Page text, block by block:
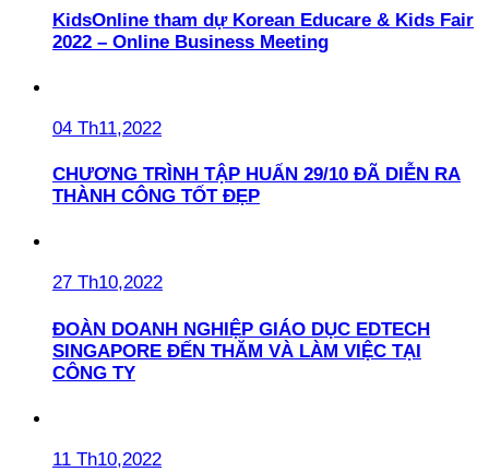
KidsOnline tham dự Korean Educare & Kids Fair
2022 – Online Business Meeting
04 Th11,2022
CHƯƠNG TRÌNH TẬP HUẤN 29/10 ĐÃ DIỄN RA
THÀNH CÔNG TỐT ĐẸP
27 Th10,2022
ĐOÀN DOANH NGHIỆP GIÁO DỤC EDTECH
SINGAPORE ĐẾN THĂM VÀ LÀM VIỆC TẠI
CÔNG TY
11 Th10,2022